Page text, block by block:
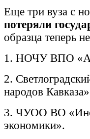
Еще три вуза с
потеряли
образца теперь
1. НОЧУ ВПО
2.
народов
3. ЧУОО ВО
экономики».